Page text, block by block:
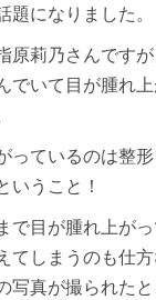
題になりました。
原莉乃さんです
でいて目が腫れ
っているのは整
いうこと！
で目が腫れ上が
てしまうのも仕
写真が撮られた